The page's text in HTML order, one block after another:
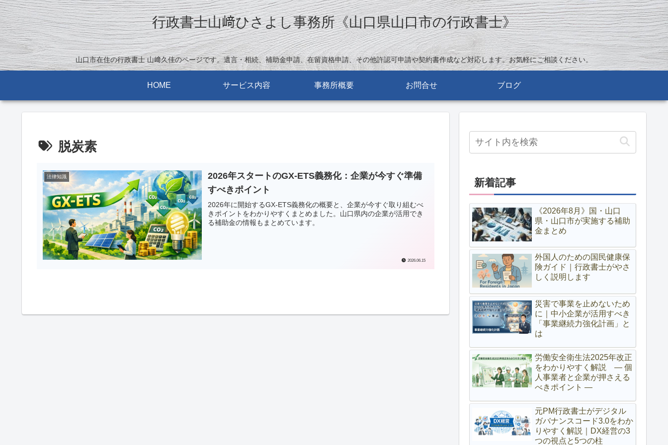
行政書士山﨑ひさよし事務所《山口県山口市の行政書士》
山口市在住の行政書士 山﨑久佳のページです。遺言・相続、補助金申請、在留資格申請、その他許認可申請や契約書作成など対応します。お気軽にご相談ください。
HOME サービス内容 事務所概要 お問合せ ブログ
脱炭素
法律知識
2026年スタートのGX-ETS義務化：企業が今すぐ準備
すべきポイント
2026年に開始するGX-ETS義務化の概要と、企業が今すぐ取り組むべ
きポイントをわかりやすくまとめました。山口県内の企業が活用でき
る補助金の情報もまとめています。
2026.06.15
新着記事
《2026年8月》国・山口
県・山口市が実施する補助
金まとめ
外国人のための国民健康保
険ガイド｜行政書士がやさ
しく説明します
災害で事業を止めないため
に｜中小企業が活用すべき
「事業継続力強化計画」と
は
労働安全衛生法2025年改正
をわかりやすく解説 ― 個
人事業者と企業が押さえる
べきポイント ―
元PM行政書士がデジタル
ガバナンスコード3.0をわか
りやすく解説｜DX経営の3
つの視点と5つの柱